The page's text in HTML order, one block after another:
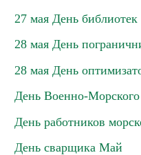
27 мая День библиотек
28 мая День
28 мая День
День Военно-
День работников
День сварщика Май